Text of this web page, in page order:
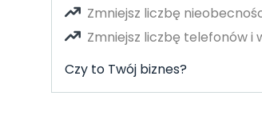
Zmniejsz liczbę
Zmniejsz liczbę telefonów i
Czy to Twój biznes?